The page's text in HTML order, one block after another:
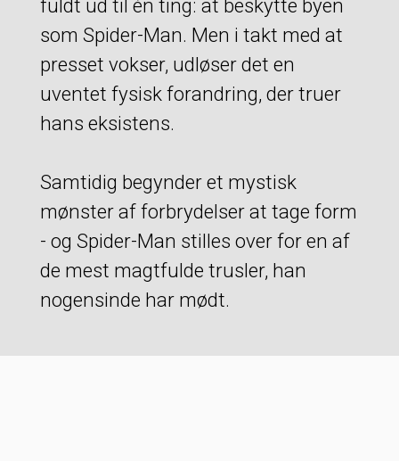
fuldt ud til én ting: at beskytte byen
som Spider-Man. Men i takt med at
presset vokser, udløser det en
uventet fysisk forandring, der truer
hans eksistens.
Samtidig begynder et mystisk
mønster af forbrydelser at tage form
- og Spider-Man stilles over for en af
de mest magtfulde trusler, han
nogensinde har mødt.